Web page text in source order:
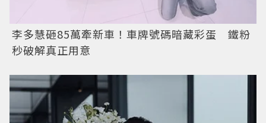
李多慧砸85萬牽新車！車牌號碼暗藏彩蛋 鐵粉
秒破解真正用意